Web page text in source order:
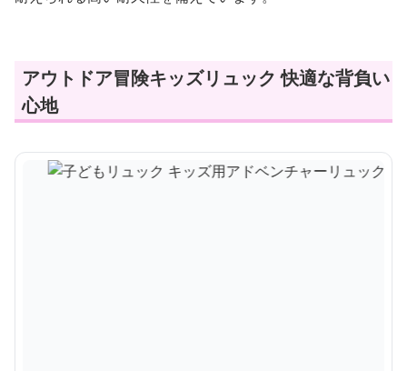
アウトドア冒険キッズリュック 快適な背負い
心地